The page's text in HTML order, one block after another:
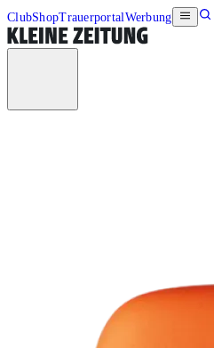
ClubShopTrauerportalWerbung